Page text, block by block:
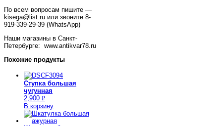
По всем вопросам пишите —
kisega@list.ru или звоните 8-
919-339-29-39 (WhatsApp)
Наши магазины в Санкт-
Петербурге: www.antikvar78.ru
Похожие продукты
Ступка большая
чугунная
2,900 Р
УБ.
В корзину